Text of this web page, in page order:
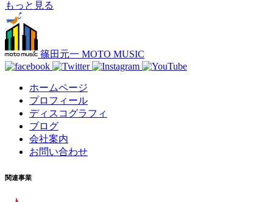
もっと見る
篠田元一 MOTO MUSIC
ホームページ
プロフィール
ディスコグラフィ
ブログ
会社案内
お問い合わせ
関連事業